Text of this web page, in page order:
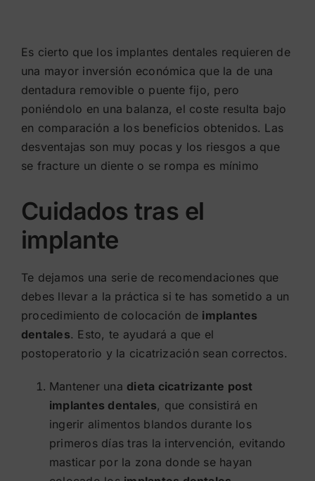
Es cierto que los implantes dentales requieren de
una mayor inversión económica que la de una
dentadura removible o puente fijo, pero
poniéndolo en una balanza, el coste resulta bajo
en comparación a los beneficios obtenidos. Las
desventajas son muy pocas y los riesgos a que
se fracture un diente o se rompa es mínimo
Cuidados tras el
implante
Te dejamos una serie de recomendaciones que
debes llevar a la práctica si te has sometido a un
procedimiento de colocación de implantes
dentales. Esto, te ayudará a que el
postoperatorio y la cicatrización sean correctos.
Mantener una dieta cicatrizante post
implantes dentales, que consistirá en
ingerir alimentos blandos durante los
primeros días tras la intervención, evitando
masticar por la zona donde se hayan